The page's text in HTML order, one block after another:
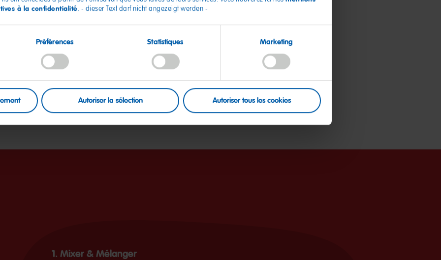
à la confidentialité. - dieser Text darf nicht angezeigt werden -
Préférences Statistiques Marketing
Autoriser la sélection Autoriser tous les cookies
1. Mixer & Mélanger